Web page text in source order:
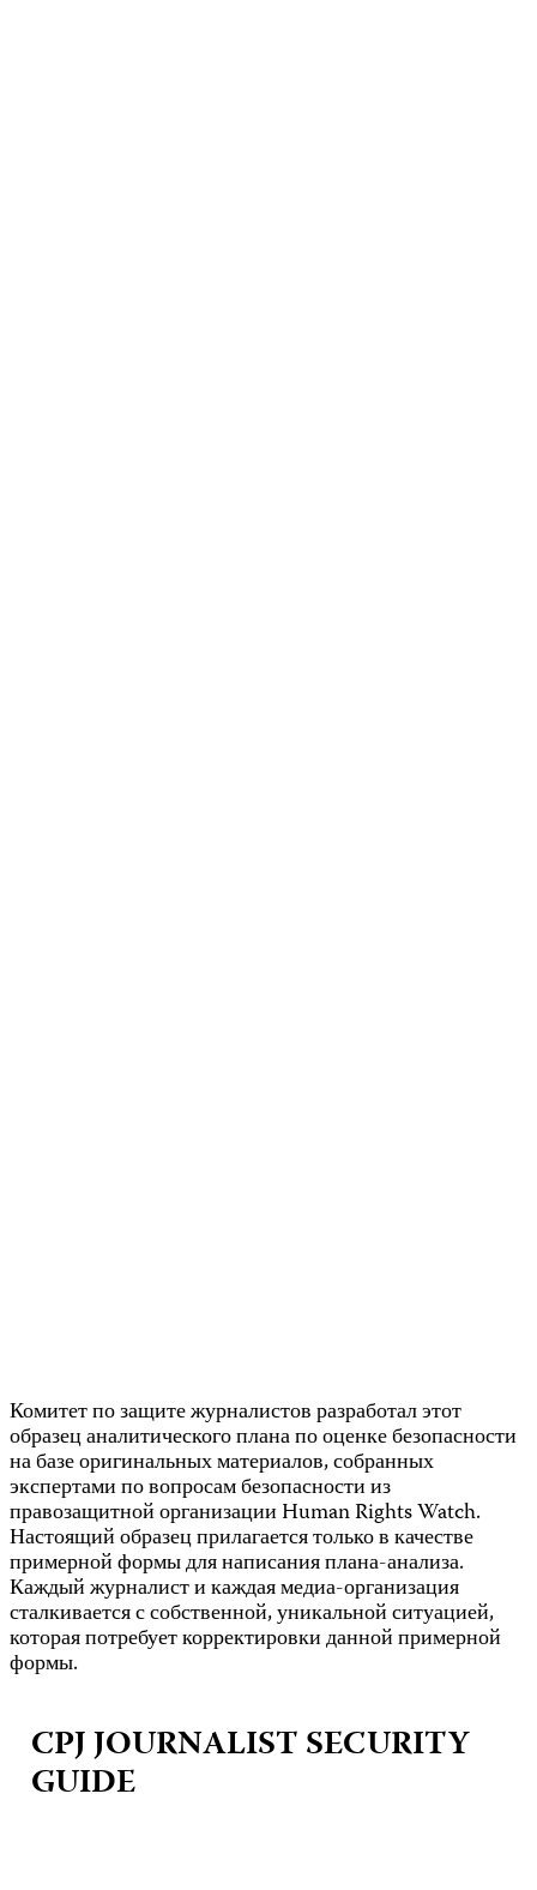
Комитет по защите журналистов разработал этот
образец аналитического плана по оценке безопасности
на базе оригинальных материалов, собранных
экспертами по вопросам безопасности из
правозащитной организации Human Rights Watch.
Настоящий образец прилагается только в качестве
примерной формы для написания плана-анализа.
Каждый журналист и каждая медиа-организация
сталкивается с собственной, уникальной ситуацией,
которая потребует корректировки данной примерной
формы.
CPJ JOURNALIST SECURITY
GUIDE